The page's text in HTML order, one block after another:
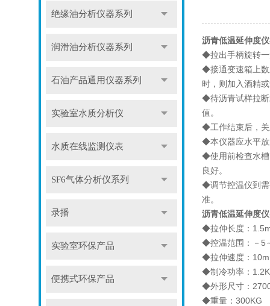
绝缘油分析仪器系列
润滑油分析仪器系列
石油产品通用仪器系列
实验室水质分析仪
水质在线监测仪表
SF6气体分析仪系列
录播
实验室环保产品
便携式环保产品
沥青低温延伸度仪
◆拉出手柄旋转一
◆接通变速箱上数
时，则加入酒精
◆待沥青试样拉断
值。
◆工作结束后，关
◆本仪器应水平
◆使用前检查水槽
良好。
◆调节控温仪到需
准。
沥青低温延伸度仪
◆拉伸长度：
◆控温范围：－5
◆拉伸速度：
◆制冷功率：
◆外形尺寸：
◆重量：300KG